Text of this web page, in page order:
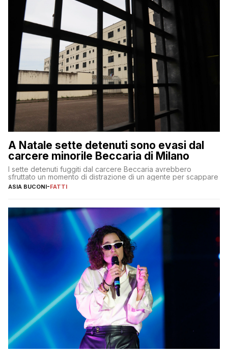
A Natale sette detenuti sono evasi dal
carcere minorile Beccaria di Milano
I sette detenuti fuggiti dal carcere Beccaria avrebbero
sfruttato un momento di distrazione di un agente per scappare
ASIA BUCONI-FATTI